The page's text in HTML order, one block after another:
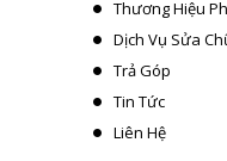
Thương Hiệu
Dịch Vụ Sửa
Trả Góp
Tin Tức
Liên Hệ